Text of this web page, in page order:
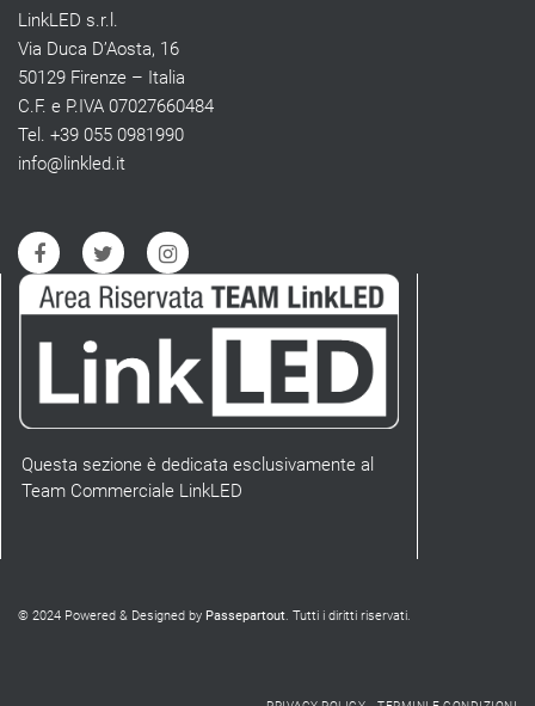
LinkLED s.r.l.
Via Duca D’Aosta, 16
50129 Firenze – Italia
C.F. e P.IVA 07027660484
Tel. +39 055 0981990
info@linkled.it
Questa sezione è dedicata esclusivamente al
Team Commerciale LinkLED
© 2024 Powered & Designed by Passepartout . Tutti i diritti riservati.